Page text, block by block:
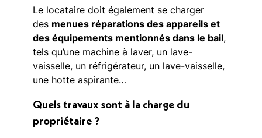
Le locataire doit également se charger
des menues réparations des appareils et
des équipements mentionnés dans le bail,
tels qu’une machine à laver, un lave-
vaisselle, un réfrigérateur, un lave-vaisselle,
une hotte aspirante…
Quels travaux sont à la charge du
propriétaire ?